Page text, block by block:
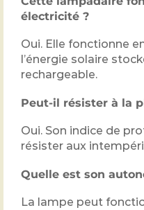
électricité ?
Oui. Elle fonctionne
l’énergie solaire
rechargeable.
Peut-il résister à la
Oui. Son indice de
résister aux
Quelle est son
La lampe peut